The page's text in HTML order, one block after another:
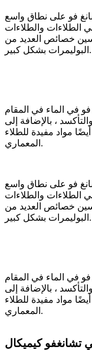
فو على نطاق واسع
الطلاءات والطلاءات
خصائص العديد من
البوليمرات بشكل كبير.
في الماء في المقام
، بالإضافة إلى
مواد مفيدة للطلاء
المعماري.
فو على نطاق واسع
الطلاءات والطلاءات
خصائص العديد من
البوليمرات بشكل كبير.
في الماء في المقام
، بالإضافة إلى
مواد مفيدة للطلاء
المعماري.
تشانغفو كيميكال